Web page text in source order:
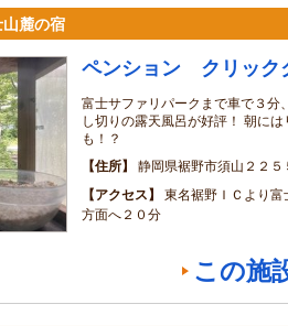
麓の宿
ペンション クリック
富士サファリパークまで車で３分
し切りの露天風呂が好評！ 朝に
も！？
住所
静岡県裾野市須山２２５
アクセス
東名裾野ＩＣより
方面へ２０分
この施